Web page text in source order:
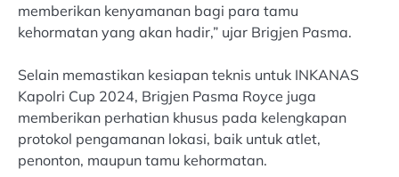
memberikan kenyamanan bagi para tamu
kehormatan yang akan hadir,” ujar Brigjen Pasma.
Selain memastikan kesiapan teknis untuk INKANAS
Kapolri Cup 2024, Brigjen Pasma Royce juga
memberikan perhatian khusus pada kelengkapan
protokol pengamanan lokasi, baik untuk atlet,
penonton, maupun tamu kehormatan.